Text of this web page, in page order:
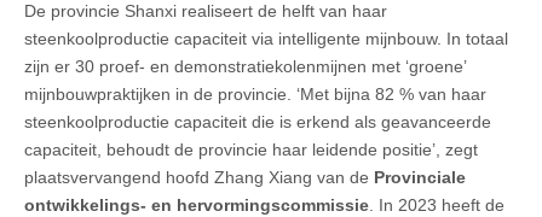
De provincie Shanxi realiseert de helft van haar
steenkoolproductie capaciteit via intelligente mijnbouw. In totaal
zijn er 30 proef- en demonstratiekolenmijnen met ‘groene’
mijnbouwpraktijken in de provincie. ‘Met bijna 82 % van haar
steenkoolproductie capaciteit die is erkend als geavanceerde
capaciteit, behoudt de provincie haar leidende positie’, zegt
plaatsvervangend hoofd Zhang Xiang van de Provinciale
ontwikkelings- en hervormingscommissie. In 2023 heeft de